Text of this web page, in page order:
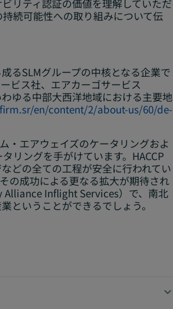
リティ認証の価値を理解していただ
続可能性への取り組みについて伝
るSLMグループの中核となる企業で
ビス社、エアカーゴサービス
ゆる中部大西洋地域における主要地
en/content/2/about-us/60/de-
・エアウェイズのケータリングおよ
リングを手がけています。HACCP
どの全ての工程が安全に行われてい
の成功による更なる拡大が期待され
Alliance Inflight Services）で、南北
ということができるでしょう。